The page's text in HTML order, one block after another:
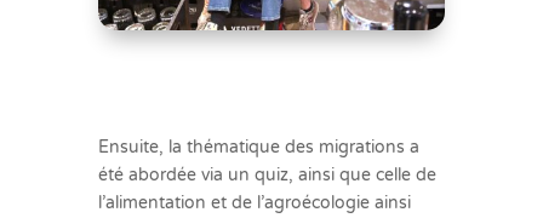
Ensuite, la thématique des migrations a
été abordée via un quiz, ainsi que celle de
l’alimentation et de l’agroécologie ainsi